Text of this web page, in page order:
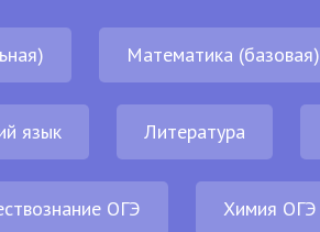
Математика (базовая)
язык Литература
ОГЭ Химия ОГЭ